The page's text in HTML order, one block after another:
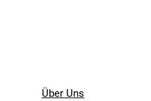
Über Uns